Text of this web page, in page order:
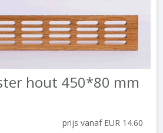
hout 450*80 mm
prijs vanaf EUR 14.60